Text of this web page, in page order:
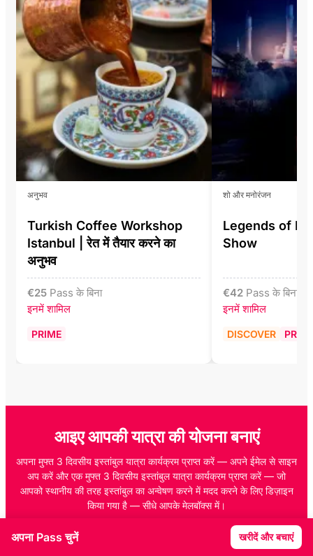
अनुभव
Turkish Coffee Workshop
Istanbul | रेत में तैयार करने का
अनुभव
€25 Pass के बिना
इनमें शामिल
PRIME
शो और मनोरंजन
Legends of
Show
€42 Pass के बिना
इनमें शामिल
DISCOVER
आइए आपकी यात्रा की योजना बनाएं
अपना मुफ्त 3 दिवसीय इस्तांबुल यात्रा कार्यक्रम प्राप्त करें — अपने ईमेल से साइन
अप करें और एक मुफ्त 3 दिवसीय इस्तांबुल यात्रा कार्यक्रम प्राप्त करें — जो
आपको स्थानीय की तरह इस्तांबुल का अन्वेषण करने में मदद करने के लिए डिज़ाइन
किया गया है — सीधे आपके मेलबॉक्स में।
अपना Pass चुनें खरीदें और बचाएं